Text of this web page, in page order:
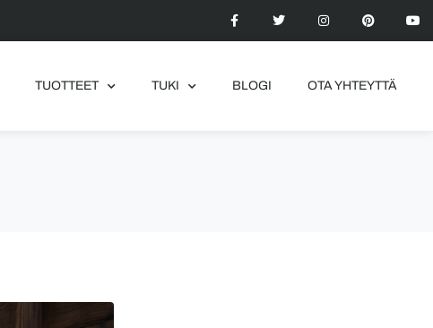
TUOTTEET TUKI BLOGI OTA YHTEYTTÄ